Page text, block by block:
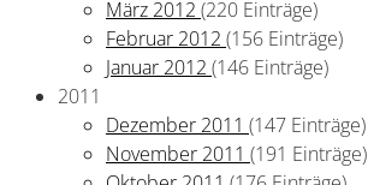
März 2012 (220 Einträge)
Februar 2012 (156 Einträge)
Januar 2012 (146 Einträge)
2011
Dezember 2011 (147 Einträge)
November 2011 (191 Einträge)